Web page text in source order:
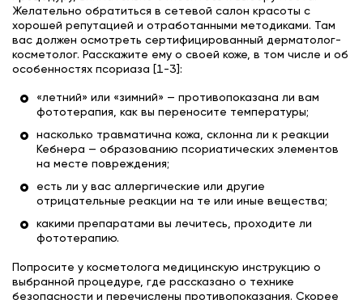
Желательно обратиться в сетевой салон красоты с
хорошей репутацией и отработанными методиками. Там
вас должен осмотреть сертифицированный дерматолог-
косметолог. Расскажите ему о своей коже, в том числе и об
особенностях псориаза [1-3]:
«летний» или «зимний» — противопоказана ли вам
фототерапия, как вы переносите температуры;
насколько травматична кожа, склонна ли к реакции
Кебнера — образованию псориатических элементов
на месте повреждения;
есть ли у вас аллергические или другие
отрицательные реакции на те или иные вещества;
какими препаратами вы лечитесь, проходите ли
фототерапию.
Попросите у косметолога медицинскую инструкцию о
выбранной процедуре, где рассказано о технике
безопасности и перечислены противопоказания. Скорее